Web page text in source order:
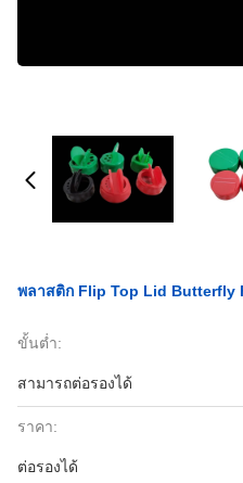
พลาสติก Flip Top Lid Butterfly
ขั้นต่ำ:
สามารถต่อรองได้
ราคา:
ต่อรองได้